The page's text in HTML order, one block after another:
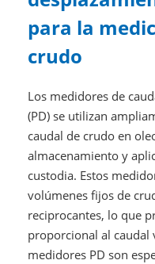
para la
crudo
Los medidores de
(PD) se utilizan
caudal de crudo en
almacenamiento y
custodia. Estos
volúmenes fijos de
reciprocantes, lo que
proporcional al caudal
medidores PD son